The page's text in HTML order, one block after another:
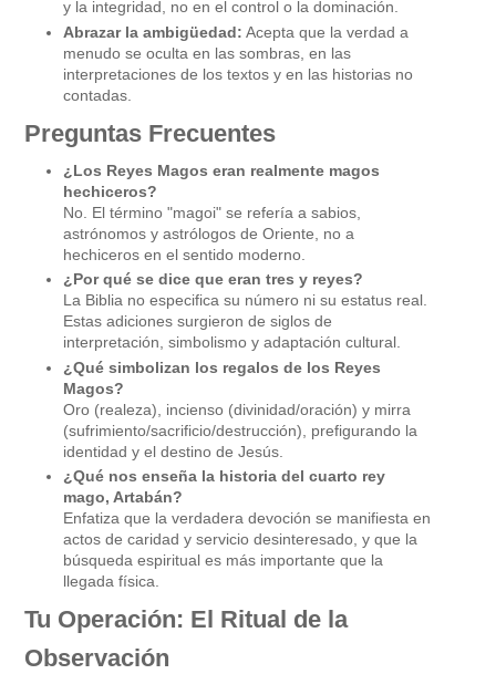
y la integridad, no en el control o la dominación.
Abrazar la ambigüedad: Acepta que la verdad a
menudo se oculta en las sombras, en las
interpretaciones de los textos y en las historias no
contadas.
Preguntas Frecuentes
¿Los Reyes Magos eran realmente magos
hechiceros?
No. El término "magoi" se refería a sabios,
astrónomos y astrólogos de Oriente, no a
hechiceros en el sentido moderno.
¿Por qué se dice que eran tres y reyes?
La Biblia no especifica su número ni su estatus real.
Estas adiciones surgieron de siglos de
interpretación, simbolismo y adaptación cultural.
¿Qué simbolizan los regalos de los Reyes
Magos?
Oro (realeza), incienso (divinidad/oración) y mirra
(sufrimiento/sacrificio/destrucción), prefigurando la
identidad y el destino de Jesús.
¿Qué nos enseña la historia del cuarto rey
mago, Artabán?
Enfatiza que la verdadera devoción se manifiesta en
actos de caridad y servicio desinteresado, y que la
búsqueda espiritual es más importante que la
llegada física.
Tu Operación: El Ritual de la
Observación